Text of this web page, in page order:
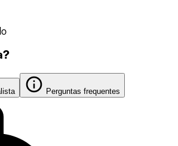
Perguntas frequentes